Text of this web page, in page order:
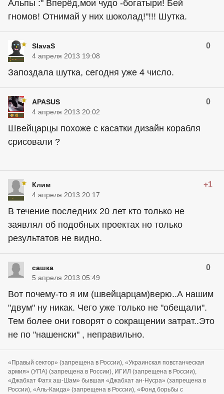
Альпы :" Вперёд,мои чудо -богатыри! Бей
гномов! Отнимай у них шоколад!"!!! Шутка.
SlavaS 0
4 апреля 2013 19:08
Запоздала шутка, сегодня уже 4 число.
APASUS 0
4 апреля 2013 20:02
Швейцарцы похоже с касатки дизайн корабля
срисовали ?
Клим +1
4 апреля 2013 20:17
В течение последних 20 лет кто только не
заявлял об подобных проектах но только
результатов не видно.
сашка 0
5 апреля 2013 05:49
Вот почему-то я им (швейцарцам)верю..А нашим
"двум" ну никак. Чего уже только не "обещали".
Тем более они говорят о сокращении затрат..Это
не по "нашенски" , неправильно.
«Правый сектор» (запрещена в России), «Украинская повстанческая
армия» (УПА) (запрещена в России), ИГИЛ (запрещена в России),
«Джабхат Фатх аш-Шам» бывшая «Джабхат ан-Нусра» (запрещена в
России), «Аль-Каида» (запрещена в России), «Фонд борьбы с